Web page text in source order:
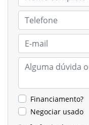
Financiamento?
Negociar usado